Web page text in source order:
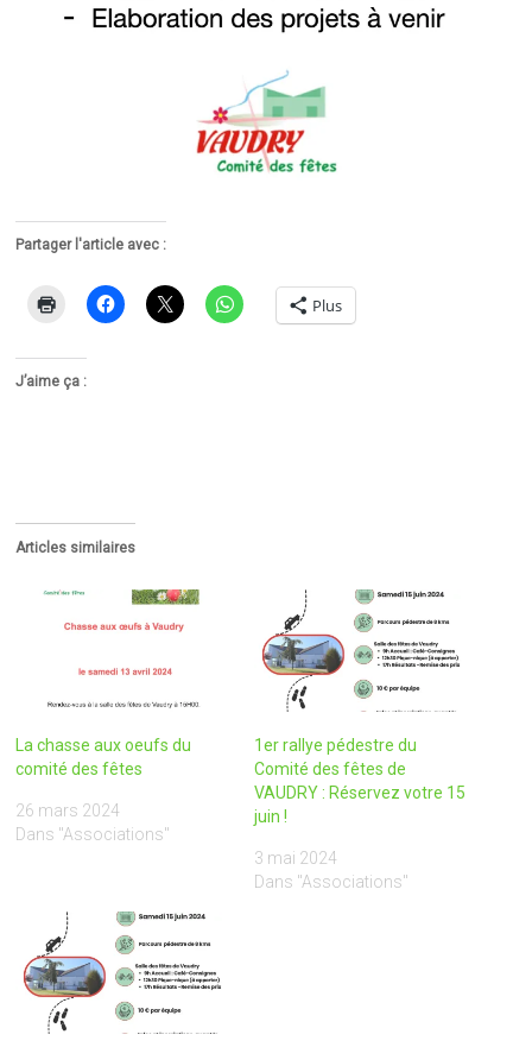
Partager l'article avec :
Plus
J’aime ça :
Articles similaires
La chasse aux oeufs du
comité des fêtes
26 mars 2024
Dans "Associations"
1er rallye pédestre du
Comité des fêtes de
VAUDRY : Réservez votre 15
juin !
3 mai 2024
Dans "Associations"